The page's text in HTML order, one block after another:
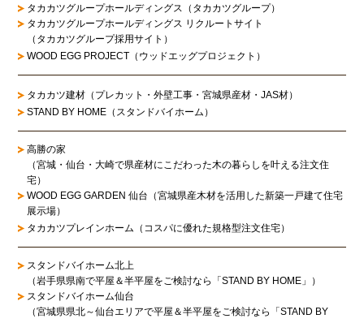
タカカツグループホールディングス（タカカツグループ）
タカカツグループホールディングス リクルートサイト
（タカカツグループ採用サイト）
WOOD EGG PROJECT（ウッドエッグプロジェクト）
タカカツ建材（プレカット・外壁工事・宮城県産材・JAS材）
STAND BY HOME（スタンドバイホーム）
高勝の家
（宮城・仙台・大崎で県産材にこだわった木の暮らしを叶える注文住
宅）
WOOD EGG GARDEN 仙台（宮城県産木材を活用した新築一戸建て住宅
展示場）
タカカツプレインホーム（コスパに優れた規格型注文住宅）
スタンドバイホーム北上
（岩手県県南で平屋＆半平屋をご検討なら「STAND BY HOME」）
スタンドバイホーム仙台
（宮城県県北～仙台エリアで平屋＆半平屋をご検討なら「STAND BY